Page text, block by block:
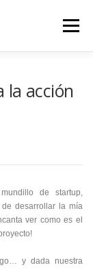
Menú
la acción
de startup,
desarrollar la mía
ver como es el
y dada nuestra